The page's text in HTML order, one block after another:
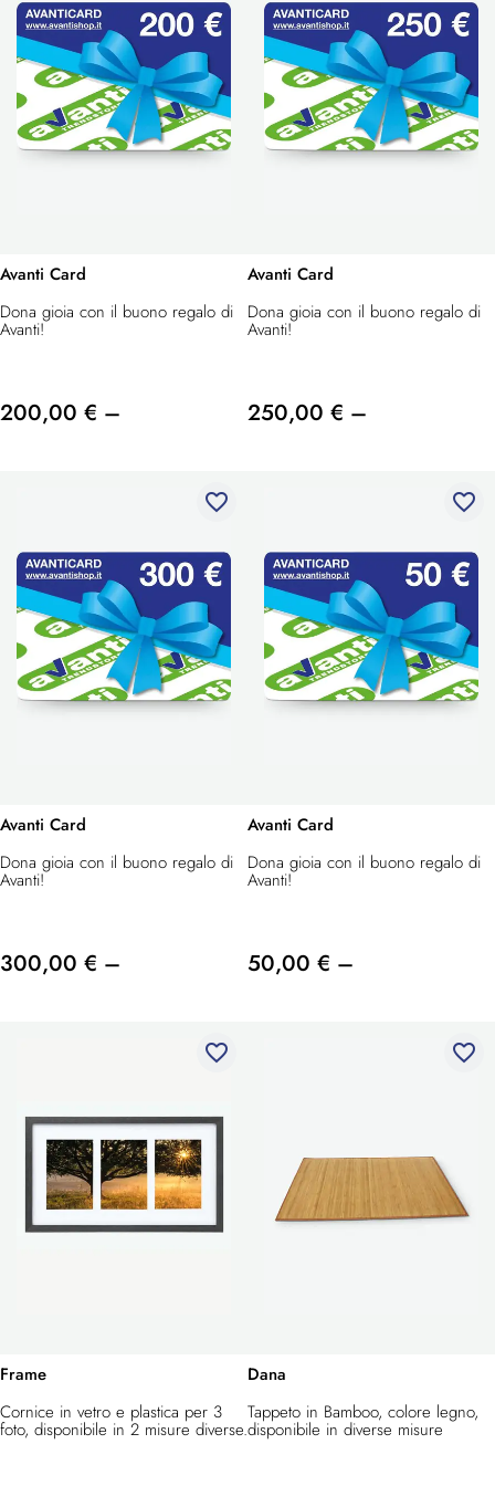
Avanti Card
Dona gioia con il buono regalo di
Avanti!
200,00 € –
Avanti Card
Dona gioia con il buono regalo di
Avanti!
250,00 € –
favorite_border
Avanti Card
Dona gioia con il buono regalo di
Avanti!
300,00 € –
favorite_border
Avanti Card
Dona gioia con il buono regalo di
Avanti!
50,00 € –
favorite_border
Frame
Cornice in vetro e plastica per 3
foto, disponibile in 2 misure diverse.
favorite_border
Dana
Tappeto in Bamboo, colore legno,
disponibile in diverse misure